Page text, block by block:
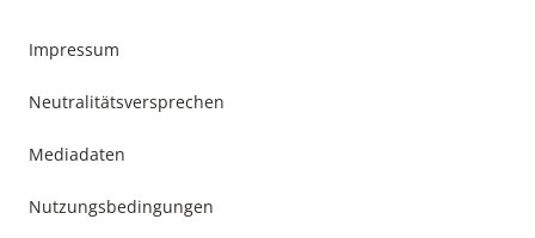
Impressum
Neutralitätsversprechen
Mediadaten
Nutzungsbedingungen